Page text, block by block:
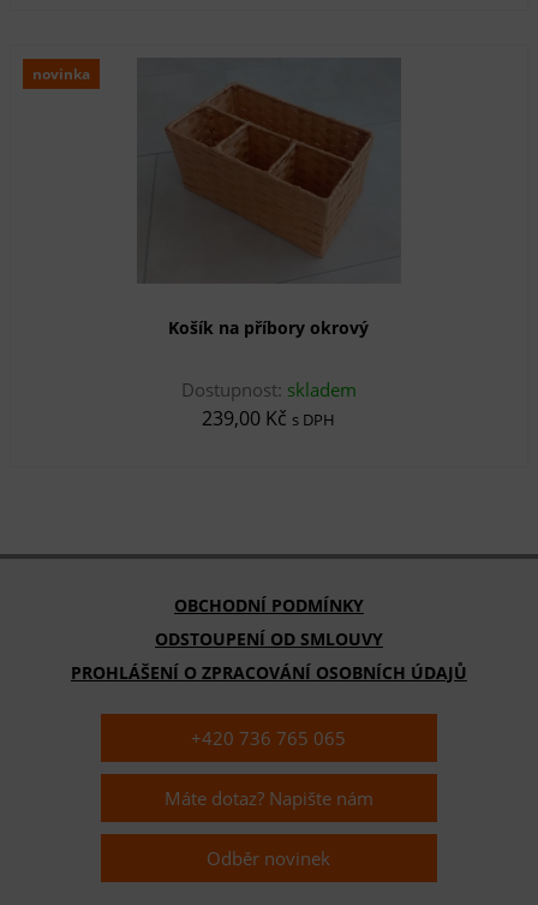
novinka
Košík na příbory okrový
Dostupnost: skladem
239,00 Kč s DPH
OBCHODNÍ PODMÍNKY
ODSTOUPENÍ OD SMLOUVY
PROHLÁŠENÍ O ZPRACOVÁNÍ OSOBNÍCH ÚDAJŮ
+420 736 765 065
Máte dotaz? Napište nám
Odběr novinek